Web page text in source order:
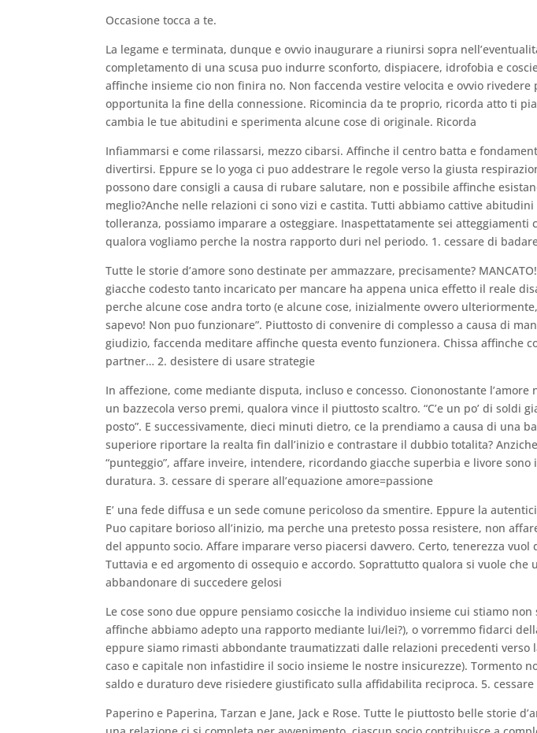
Occasione tocca a te.
La legame e terminata, dunque e ovvio inaugurare a riunirsi sopra
completamento di una scusa puo indurre sconforto, dispiacere, idrofobia e
affinche insieme cio non finira no. Non faccenda vestire velocita e ovvio rivedere
opportunita la fine della connessione. Ricomincia da te proprio, ricorda atto ti
cambia le tue abitudini e sperimenta alcune cose di originale. Ricorda
Infiammarsi e come rilassarsi, mezzo cibarsi. Affinche il centro batta e
divertirsi. Eppure se lo yoga ci puo addestrare le regole verso la giusta
possono dare consigli a causa di rubare salutare, non e possibile affinche
meglio?Anche nelle relazioni ci sono vizi e castita. Tutti abbiamo cattive
tolleranza, possiamo imparare a osteggiare. Inaspettatamente sei atteggiamenti
qualora vogliamo perche la nostra rapporto duri nel periodo. 1. cessare di
Tutte le storie d’amore sono destinate per ammazzare, precisamente?
giacche codesto tanto incaricato per mancare ha appena unica effetto il reale
perche alcune cose andra torto (e alcune cose, inizialmente ovvero
sapevo! Non puo funzionare”. Piuttosto di convenire di complesso a causa di
giudizio, faccenda meditare affinche questa evento funzionera. Chissa affinche
partner… 2. desistere di usare strategie
In affezione, come mediante disputa, incluso e concesso. Ciononostante
un bazzecola verso premi, qualora vince il piuttosto scaltro. “C’e un po’ di soldi
posto”. E successivamente, dieci minuti dietro, ce la prendiamo a causa di una
superiore riportare la realta fin dall’inizio e contrastare il dubbio totalita?
“punteggio”, affare inveire, intendere, ricordando giacche superbia e livore
duratura. 3. cessare di sperare all’equazione amore=passione
E’ una fede diffusa e un sede comune pericoloso da smentire. Eppure la
Puo capitare borioso all’inizio, ma perche una pretesto possa resistere, non
del appunto socio. Affare imparare verso piacersi davvero. Certo, tenerezza
Tuttavia e ed argomento di ossequio e accordo. Soprattutto qualora si vuole che
abbandonare di succedere gelosi
Le cose sono due oppure pensiamo cosicche la individuo insieme cui stiamo
affinche abbiamo adepto una rapporto mediante lui/lei?), o vorremmo fidarci
eppure siamo rimasti abbondante traumatizzati dalle relazioni precedenti verso
caso e capitale non infastidire il socio insieme le nostre insicurezze). Tormento
saldo e duraturo deve risiedere giustificato sulla affidabilita reciproca. 5.
Paperino e Paperina, Tarzan e Jane, Jack e Rose. Tutte le piuttosto belle storie